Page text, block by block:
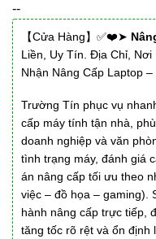
--
【Cửa Hàng】✅❤️➤
Liền, Uy Tín. Địa Chỉ, Nơi
Nhận Nâng Cấp Laptop
Trường Tín phục vụ
cấp máy tính tận nhà,
doanh nghiệp và văn
tình trạng máy, đánh giá
án nâng cấp tối ưu theo
việc – đồ họa – gaming).
hành nâng cấp trực tiếp,
tăng tốc rõ rệt và ổn định